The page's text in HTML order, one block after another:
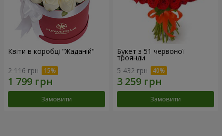
Квіти в коробці "Жаданій"
2 116 грн
Замовити
Букет з 51 червоної
троянди
5 432 грн
Замовити